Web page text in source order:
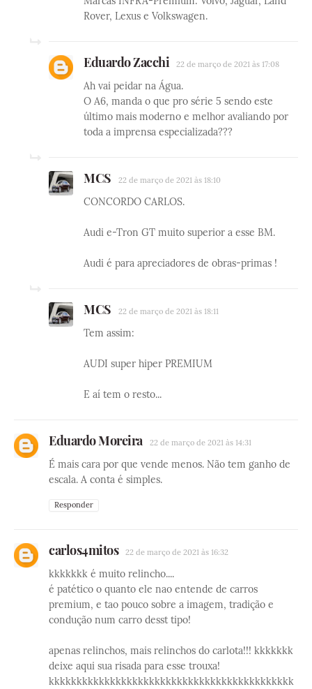
Rover, Lexus e Volkswagen.
Eduardo Zacchi 22 de março de 2021 às 17:08
Ah vai peidar na Água.
O A6, manda o que pro série 5 sendo este
último mais moderno e melhor avaliando por
toda a imprensa especializada???
MCS 22 de março de 2021 às 18:10
CONCORDO CARLOS.
Audi e-Tron GT muito superior a esse BM.
Audi é para apreciadores de obras-primas !
MCS 22 de março de 2021 às 18:11
Tem assim:
AUDI super hiper PREMIUM
E aí tem o resto...
Eduardo Moreira 22 de março de 2021 às 14:31
É mais cara por que vende menos. Não tem ganho de
escala. A conta é simples.
Responder
carlos4mitos 22 de março de 2021 às 16:32
kkkkkkk é muito relincho....
é patético o quanto ele nao entende de carros
premium, e tao pouco sobre a imagem, tradição e
condução num carro desst tipo!
apenas relinchos, mais relinchos do carlota!!! kkkkkkk
deixe aqui sua risada para esse trouxa!
kkkkkkkkkkkkkkkkkkkkkkkkkkkkkkkkkkkkkkkkkkkk